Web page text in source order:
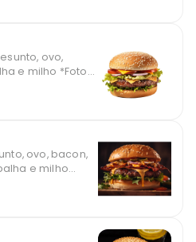
ovo,
milho *Foto
ovo, bacon,
e milho